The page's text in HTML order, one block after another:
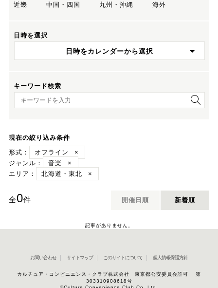
近畿
中国・四国 九州・沖縄 海外
日時を選択
日時をカレンダーから選択
キーワード検索
キーワード検索
現在の絞り込み条件
形式：
オフライン
×
ジャンル：
音楽
×
エリア：
北海道・東北 ×
全0件 開催日順 新着順
記事がありません。
お問い合わせ サイトマップ このサイトについて 個人情報保護方針
カルチュア・コンビニエンス・クラブ株式会社 東京都公安委員会許可 第
303310908618号